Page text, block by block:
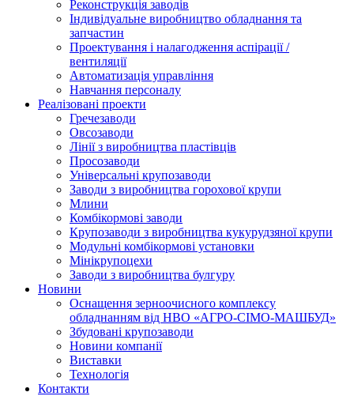
Реконструкція заводів
Індивідуальне виробництво обладнання та
запчастин
Проектування і налагодження аспірації /
вентиляції
Автоматизація управління
Навчання персоналу
Реалізовані проекти
Гречезаводи
Овсозаводи
Лінії з виробництва пластівців
Просозаводи
Універсальні крупозаводи
Заводи з виробництва горохової крупи
Млини
Комбікормові заводи
Крупозаводи з виробництва кукурудзяної крупи
Модульні комбікормові установки
Мінікрупоцехи
Заводи з виробництва булгуру
Новини
Оснащення зерноочисного комплексу
обладнанням від НВО «АГРО-СІМО-МАШБУД»
Збудовані крупозаводи
Новини компанії
Виставки
Технологія
Контакти